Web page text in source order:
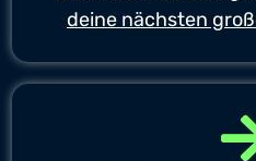
deine nächsten